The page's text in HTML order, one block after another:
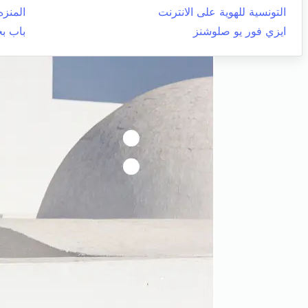
التونسية للهوية على الانترنت
ايزي فور يو صلوشنز
باب